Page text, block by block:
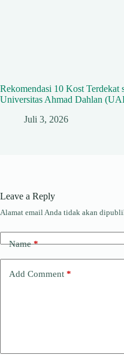
Rekomendasi 10 Kost
Universitas Ahmad Dahlan
Juli 3, 2026
Leave a Reply
Alamat email Anda tidak akan
Name*
Add Comment *